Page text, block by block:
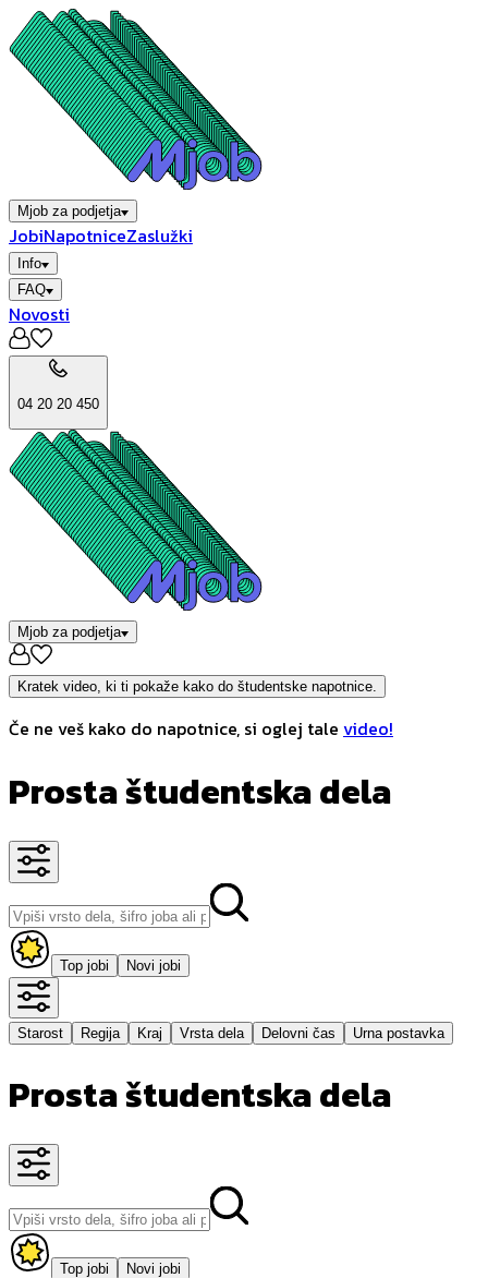
Mjob za podjetja
JobiNapotniceZaslužki
Info
FAQ
Novosti
04 20 20 450
Mjob za podjetja
Kratek video, ki ti pokaže kako do študentske napotnice.
Če ne veš kako do napotnice, si oglej tale video!
Prosta študentska dela
Top jobi Novi jobi
Starost Regija Kraj Vrsta dela Delovni čas Urna postavka
Prosta študentska dela
Top jobi Novi jobi